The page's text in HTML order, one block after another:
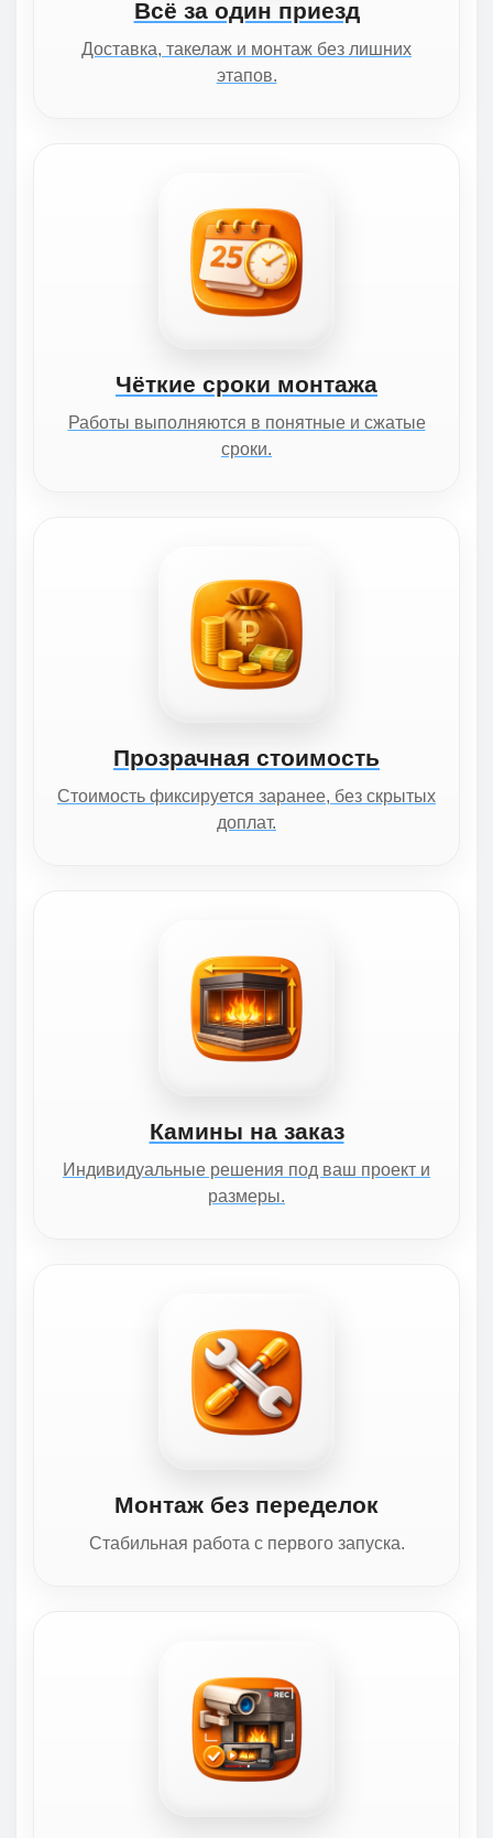
Всё за один приезд
Доставка, такелаж и монтаж без лишних
этапов.
Чёткие сроки монтажа
Работы выполняются в понятные и сжатые
сроки.
Прозрачная стоимость
Стоимость фиксируется заранее, без скрытых
доплат.
Камины на заказ
Индивидуальные решения под ваш проект и
размеры.
Монтаж без переделок
Стабильная работа с первого запуска.